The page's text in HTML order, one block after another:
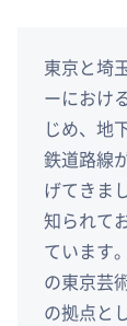
東京と埼
ーにおけ
じめ、地
鉄道路線
げてきま
知られて
ています
の東京芸
の拠点と